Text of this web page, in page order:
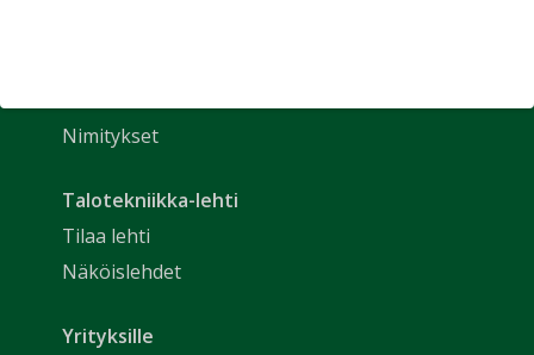
Nimitykset
Talotekniikka-lehti
Tilaa lehti
Näköislehdet
Yrityksille